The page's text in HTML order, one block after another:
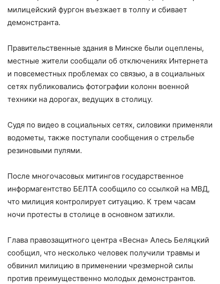
милицейский фургон въезжает в толпу и сбивает
демонстранта.
Правительственные здания в Минске были оцеплены,
местные жители сообщали об отключениях Интернета
и повсеместных проблемах со связью, а в социальных
сетях публиковались фотографии колонн военной
техники на дорогах, ведущих в столицу.
Судя по видео в социальных сетях, силовики применяли
водометы, также поступали сообщения о стрельбе
резиновыми пулями.
После многочасовых митингов государственное
информагентство БЕЛТА сообщило со ссылкой на МВД,
что милиция контролирует ситуацию. К трем часам
ночи протесты в столице в основном затихли.
Глава правозащитного центра «Весна» Алесь Беляцкий
сообщил, что несколько человек получили травмы и
обвинил милицию в применении чрезмерной силы
против преимущественно молодых демонстрантов.